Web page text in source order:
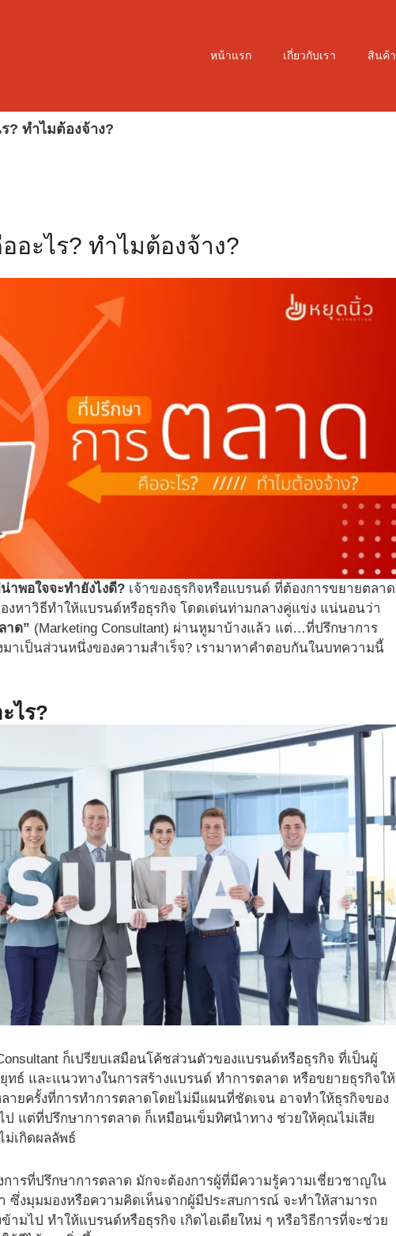
หน้าแรก เกี่ยวกับเรา สินค้า
? ทำไมต้องจ้าง?
อะไร? ทำไมต้องจ้าง?
าพอใจจะทำยังไงดี? เจ้าของธุรกิจหรือแบรนด์ ที่ต้องการขยายตลาด
งหาวิธีทำให้แบรนด์หรือธุรกิจ โดดเด่นท่ามกลางคู่แข่ง แน่นอนว่า
าด” (Marketing Consultant) ผ่านหูมาบ้างแล้ว แต่…ที่ปรึกษาการ
าเป็นส่วนหนึ่งของความสำเร็จ? เรามาหาคำตอบกันในบทความนี้
ไร?
ก็เปรียบเสมือนโค้ชส่วนตัวของแบรนด์หรือธุรกิจ ที่เป็นผู้
ธ์ และแนวทางในการสร้างแบรนด์ ทำการตลาด หรือขยายธุรกิจให้
ายครั้งที่การทำการตลาดโดยไม่มีแผนที่ชัดเจน อาจทำให้ธุรกิจของ
แต่ที่ปรึกษาการตลาด ก็เหมือนเข็มทิศนำทาง ช่วยให้คุณไม่เสีย
ม่เกิดผลลัพธ์
ารที่ปรึกษาการตลาด มักจะต้องการผู้ที่มีความรู้ความเชี่ยวชาญใน
ซึ่งมุมมองหรือความคิดเห็นจากผู้มีประสบการณ์ จะทำให้สามารถ
มไป ทำให้แบรนด์หรือธุรกิจ เกิดไอเดียใหม่ ๆ หรือวิธีการที่จะช่วย